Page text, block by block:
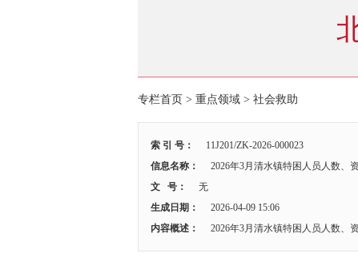
专栏首页 > 重点领域 > 社会救助
索 引 号： 11J201/ZK-2026-000023
信息名称：
2026年3月清水镇特困人员人数、
文 号：
无
生成日期：
2026-04-09 15:06
内容概述：
2026年3月清水镇特困人员人数、